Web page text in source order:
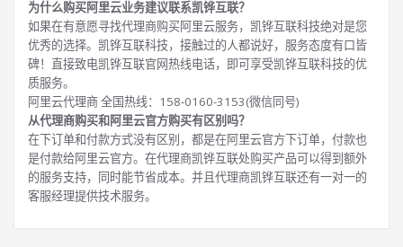
为什么购买阿里云业务建议联系凯铧互联？
如果在有意愿寻找代理商购买阿里云服务，凯铧互联科技绝对是您
优秀的选择。凯铧互联科技，接触过的人都说好，服务态度有口皆
碑！直接致电凯铧互联官网热线电话，即可享受凯铧互联科技的优
质服务。
阿里云代理商 全国热线：158-0160-3153(微信同号)
从代理商购买和阿里云官方购买有区别吗？
在下订单和付款方式没有区别，都是在阿里云官方下订单，付款也
是付款给阿里云官方。在代理商凯铧互联处购买产品可以得到额外
的服务支持，同时能节省成本。并且代理商凯铧互联还有一对一的
客服经理提供技术服务。